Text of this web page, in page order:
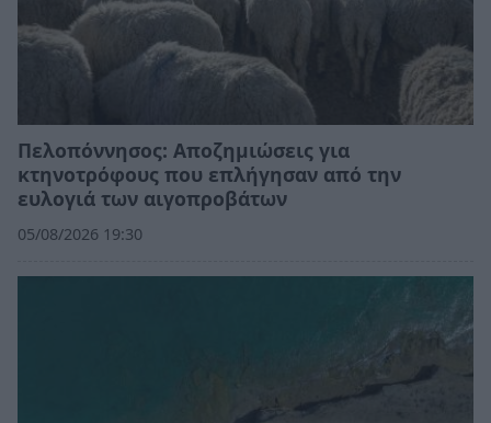
Πελοπόννησος: Αποζημιώσεις για
κτηνοτρόφους που επλήγησαν από την
ευλογιά των αιγοπροβάτων
05/08/2026 19:30